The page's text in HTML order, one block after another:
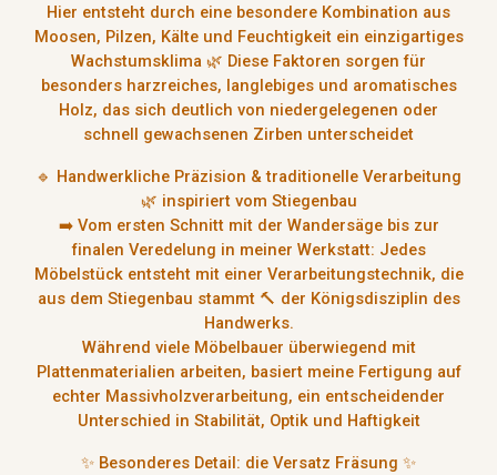
Hier entsteht durch eine besondere Kombination aus
Moosen, Pilzen, Kälte und Feuchtigkeitein einzigartiges
Wachstumsklima 🌿 Diese Faktoren sorgen für
besonders harzreiches, langlebiges und aromatisches
Holz, das sich deutlich von niedergelegenen oder
schnell gewachsenen Zirben unterscheidet
🔹 Handwerkliche Präzision & traditionelle Verarbeitung
🌿 inspiriert vom Stiegenbau
➡️ Vom ersten Schnitt mit der Wandersägebis zur
finalen Veredelung in meiner Werkstatt: Jedes
Möbelstück entsteht mit einer Verarbeitungstechnik, die
aus dem Stiegenbau stammt🔨 der Königsdisziplin des
Handwerks.
Während viele Möbelbauer überwiegend mit
Plattenmaterialien arbeiten, basiert meine Fertigung auf
echter Massivholzverarbeitung, ein entscheidender
Unterschied in Stabilität, Optik und Haftigkeit
✨ Besonderes Detail: die Versatz Fräsung ✨